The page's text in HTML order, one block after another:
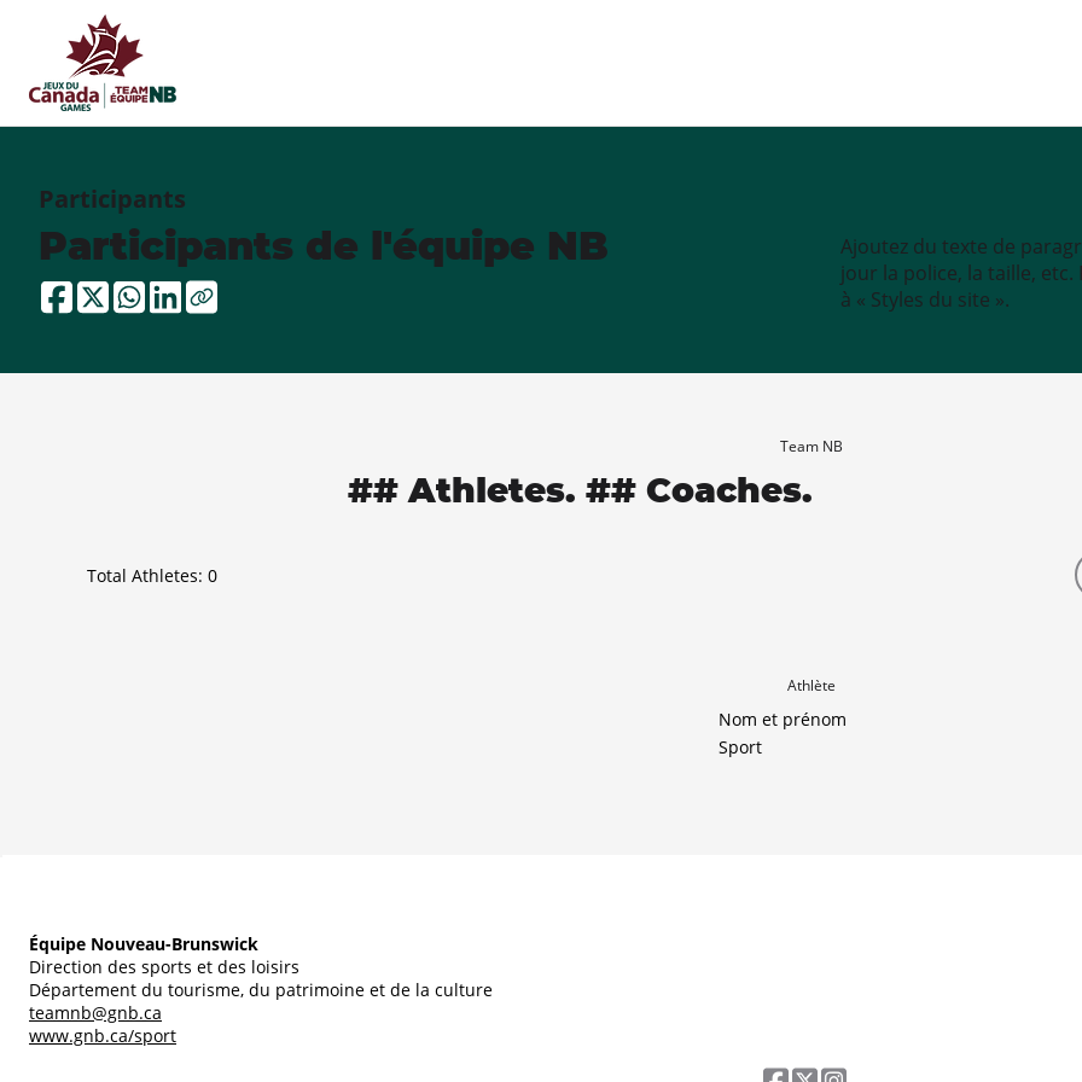
Participants
Participants de l'équipe NB
Ajoutez du texte de
jour la police, la taille,
à « Styles du site ».
Team NB
## Athletes. ## Coaches.
Total Athletes: 0
Athlète
Nom et prénom
Sport
Équipe Nouveau-Brunswick
Direction des sports et des loisirs
Département du tourisme, du patrimoine et de la culture
teamnb@gnb.ca
www.gnb.ca/sport